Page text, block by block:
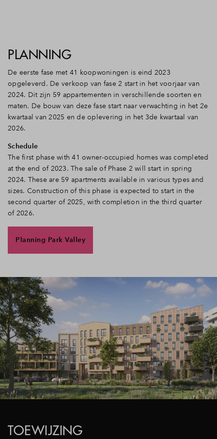
PLANNING
De eerste fase met 41 koopwoningen is eind 2023
opgeleverd. De verkoop van fase 2 start in het voorjaar van
2024. Dit zijn 59 appartementen in verschillende soorten en
maten. De bouw van deze fase start naar verwachting in het 2e
kwartaal van 2025 en de oplevering in het 3de kwartaal van
2026.
Schedule
The first phase with 41 owner-occupied homes was completed
at the end of 2023. The sale of Phase 2 will start in spring
2024. These are 59 apartments available in various types and
sizes. Construction of this phase is expected to start in the
second quarter of 2025, with completion in the third quarter
of 2026.
Planning Park Valley
TOEWIJZING